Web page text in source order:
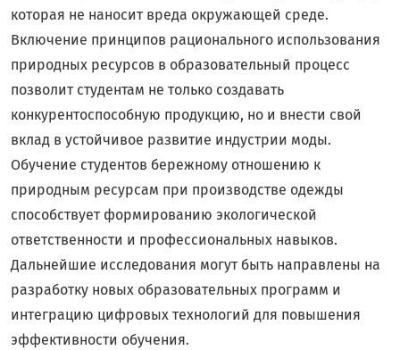
которая не наносит вреда окружающей среде.
Включение принципов рационального использования
природных ресурсов в образовательный процесс
позволит студентам не только создавать
конкурентоспособную продукцию, но и внести свой
вклад в устойчивое развитие индустрии моды.
Обучение студентов бережному отношению к
природным ресурсам при производстве одежды
способствует формированию экологической
ответственности и профессиональных навыков.
Дальнейшие исследования могут быть направлены на
разработку новых образовательных программ и
интеграцию цифровых технологий для повышения
эффективности обучения.